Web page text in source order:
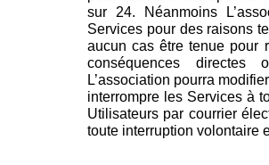
sur 24. Néanmoins
Services pour des raisons
aucun cas être tenue pour
conséquences directes
L’association pourra
interrompre les Services à
Utilisateurs par courrier
toute interruption volontaire